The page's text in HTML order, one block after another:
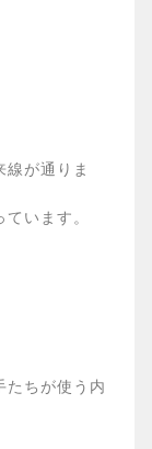
線が通りま
います。
たちが使う内